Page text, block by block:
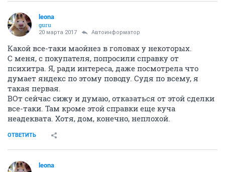
leona
guru
20 марта 2017 Автоинформатор
Какой все-таки маойнез в головах у некоторых.
С меня, с покупателя, попросили справку от
психитра. Я, ради интереса, даже посмотрела что
думает яндекс по этому поводу. Судя по всему, я
такая первая.
ВОт сейчас сижу и думаю, отказаться от этой сделки
все-таки. Там кроме этой справки еще куча
неадеквата. Хотя, дом, конечно, неплохой.
ОТВЕТИТЬ
leona